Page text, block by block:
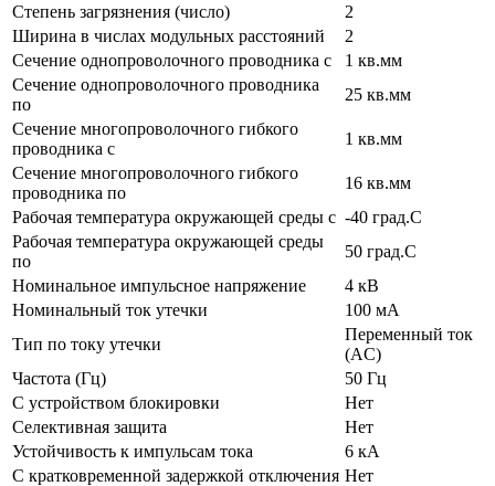
Степень загрязнения (число)
2
Ширина в числах модульных расстояний
2
Сечение однопроволочного проводника с
1 кв.мм
Сечение однопроволочного проводника
по
25 кв.мм
Сечение многопроволочного гибкого
проводника с
1 кв.мм
Сечение многопроволочного гибкого
проводника по
16 кв.мм
Рабочая температура окружающей среды с -40 град.C
Рабочая температура окружающей среды
по
50 град.C
Номинальное импульсное напряжение
4 кВ
Номинальный ток утечки
100 мА
Тип по току утечки
Переменный ток
(AC)
Частота (Гц)
50 Гц
С устройством блокировки
Нет
Селективная защита
Нет
Устойчивость к импульсам тока
6 кА
С кратковременной задержкой отключения Нет